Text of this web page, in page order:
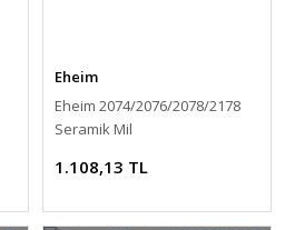
Eheim
Eheim 2074/2076/2078/2178
Seramik Mil
1.108,13 TL